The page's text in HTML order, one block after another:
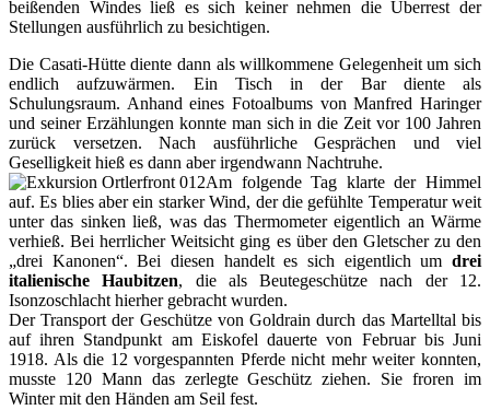
beißenden Windes ließ es sich keiner nehmen die Überrest der
Stellungen ausführlich zu besichtigen.
Die Casati-Hütte diente dann als willkommene Gelegenheit um sich
endlich aufzuwärmen. Ein Tisch in der Bar diente als
Schulungsraum. Anhand eines Fotoalbums von Manfred Haringer
und seiner Erzählungen konnte man sich in die Zeit vor 100 Jahren
zurück versetzen. Nach ausführliche Gesprächen und viel
Geselligkeit hieß es dann aber irgendwann Nachtruhe.
Am folgende Tag klarte der Himmel
auf. Es blies aber ein starker Wind, der die gefühlte Temperatur weit
unter das sinken ließ, was das Thermometer eigentlich an Wärme
verhieß. Bei herrlicher Weitsicht ging es über den Gletscher zu den
„drei Kanonen“. Bei diesen handelt es sich eigentlich um drei
italienische Haubitzen, die als Beutegeschütze nach der 12.
Isonzoschlacht hierher gebracht wurden.
Der Transport der Geschütze von Goldrain durch das Martelltal bis
auf ihren Standpunkt am Eiskofel dauerte von Februar bis Juni
1918. Als die 12 vorgespannten Pferde nicht mehr weiter konnten,
musste 120 Mann das zerlegte Geschütz ziehen. Sie froren im
Winter mit den Händen am Seil fest.